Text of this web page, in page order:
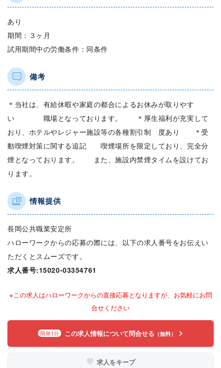
あり
期間：３ヶ月
試用期間中の労働条件：同条件
備考
＊当社は、有給休暇や家庭の都合によるお休みが取りやす
い 職場となっております。 ＊厚生福利が充実して
おり、ホテルやレジャー施設等の各種割引制 度あり ＊受
動喫煙対策に関する追記 喫煙場所を限定しており、完全分
煙となっております。 また、施設内禁煙タイムを設けてお
ります。
情報提供
長岡公共職業安定所
ハローワークからの応募の際には、以下の求人番号をお伝えい
ただくとスムーズです。
求人番号:15020-03354761
※この求人はハローワークからの直接応募となりますが、お気軽にお問
合せください
簡単1分 この求人情報について問合せる （無料）
求人をキープ